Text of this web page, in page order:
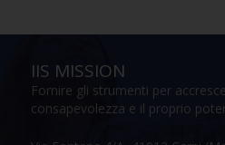
IIS MISSION
Fornire gli strumenti per
consapevolezza e il proprio